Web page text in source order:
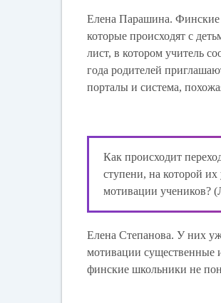
Елена Парашина.Финские
которые происходят с
лист, в котором учитель
года родителей
порталы и система,
Как происходит
ступени, на которой
мотивации учеников?
Елена Степанова.У них
мотивации существенные
финские школьники не